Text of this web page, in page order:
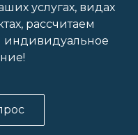
услугах, видах
рассчитаем
индивидуальное